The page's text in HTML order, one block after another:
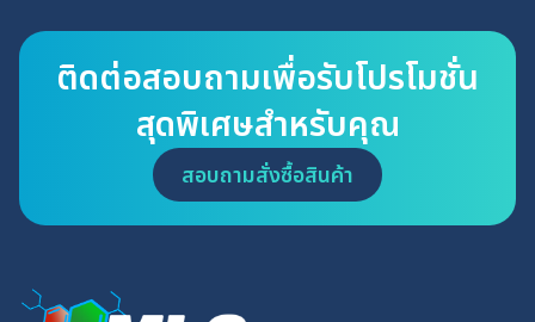
ติดต่อสอบถามเพื่อรับโปรโมชั่น
สุดพิเศษสำหรับคุณ
สอบถามสั่งซื้อสินค้า